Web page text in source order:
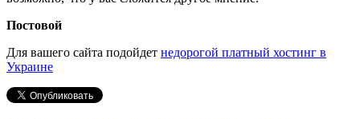
Постовой
Для вашего сайта подойдет недорогой платный хостинг в
Украине